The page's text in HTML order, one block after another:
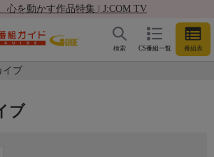
心を動かす作品特集 | J:COM TV
CS番組一覧 番組表
検索
イブ
ブ